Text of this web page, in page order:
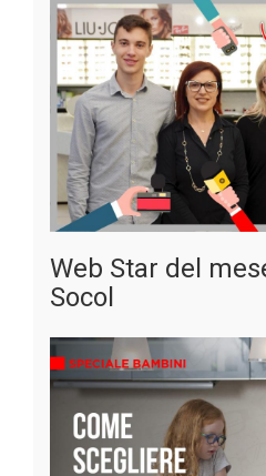
Web Star del
Socol
VisionAdria intervista il suo
19-06-2019
Categoria:Intervista